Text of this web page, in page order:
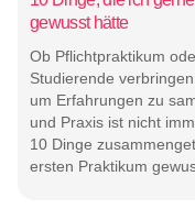
gewusst hätte
Ob Pflichtpraktikum
Studierende
um Erfahrungen zu
und Praxis ist nicht
10 Dinge
ersten Praktikum